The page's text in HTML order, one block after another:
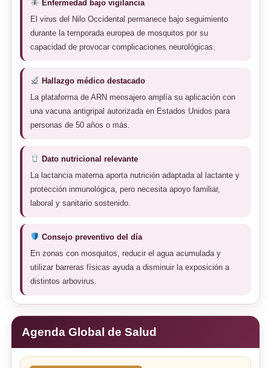
Enfermedad bajo vigilancia
El virus del Nilo Occidental permanece bajo seguimiento
durante la temporada europea de mosquitos por su
capacidad de provocar complicaciones neurológicas.
Hallazgo médico destacado
La plataforma de ARN mensajero amplía su aplicación con
una vacuna antigripal autorizada en Estados Unidos para
personas de 50 años o más.
Dato nutricional relevante
La lactancia materna aporta nutrición adaptada al lactante y
protección inmunológica, pero necesita apoyo familiar,
laboral y sanitario sostenido.
Consejo preventivo del día
En zonas con mosquitos, reducir el agua acumulada y
utilizar barreras físicas ayuda a disminuir la exposición a
distintos arbovirus.
Agenda Global de Salud